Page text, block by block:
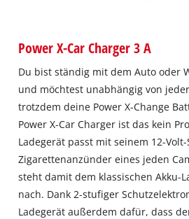
Power X-Car Charger 3 A
Du bist ständig mit dem Auto oder
und möchtest unabhängig von
trotzdem deine Power X-Change
Power X-Car Charger ist das kein
Ladegerät passt mit seinem 12-
Zigarettenanzünder eines jeden
steht damit dem klassischen Akku-
nach. Dank 2-stufiger
Ladegerät außerdem dafür, dass